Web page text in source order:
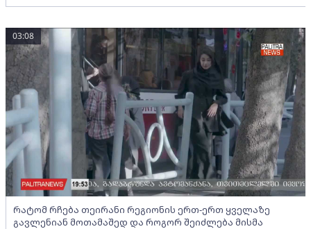
რატომ რჩება თეირანი რეგიონის ერთ-ერთ ყველაზე
გავლენიან მოთამაშედ და როგორ შეიძლება მისმა
03:08